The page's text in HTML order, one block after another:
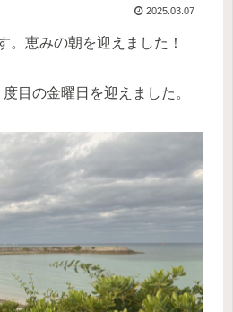
2025.03.07
。恵みの朝を迎えました！
目の金曜日を迎えました。